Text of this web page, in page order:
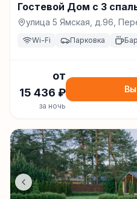
Гостевой Дом с 3
улица 5 Ямская, д.96,
Wi-Fi Парковка Бар
от
15 436 ₽
за ночь